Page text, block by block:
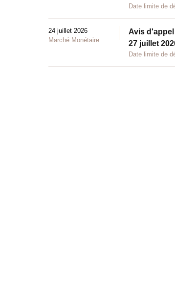
Date limite de
24 juillet 2026
Marché Monétaire
Avis
27 juillet
Date limite de